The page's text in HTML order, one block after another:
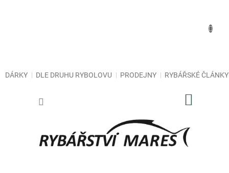
DÁRKY DLE DRUHU RYBOLOVU PRODEJNY RYBÁŘSKÉ ČLÁNKY